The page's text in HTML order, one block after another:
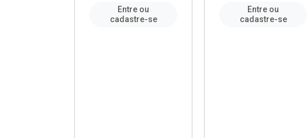
Entre ou
cadastre-se
Entre ou
cadastre-se